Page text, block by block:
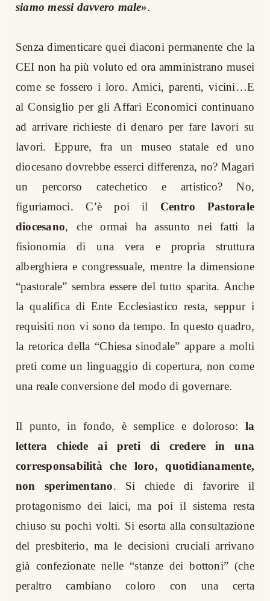
siamo messi davvero male».
Senza dimenticare quei diaconi permanente che la
CEI non ha più voluto ed ora amministrano musei
come se fossero i loro. Amici, parenti, vicini…E
al Consiglio per gli Affari Economici continuano
ad arrivare richieste di denaro per fare lavori su
lavori. Eppure, fra un museo statale ed uno
diocesano dovrebbe esserci differenza, no? Magari
un percorso catechetico e artistico? No,
figuriamoci. C’è poi il
Centro Pastorale
diocesano, che ormai ha assunto nei fatti la
fisionomia di una vera e propria struttura
alberghiera e congressuale, mentre la dimensione
“pastorale” sembra essere del tutto sparita. Anche
la qualifica di Ente Ecclesiastico resta, seppur i
requisiti non vi sono da tempo. In questo quadro,
la retorica della “Chiesa sinodale” appare a molti
preti come un linguaggio di copertura, non come
una reale conversione del modo di governare.
Il punto, in fondo, è semplice e doloroso:
la
lettera chiede ai preti di credere in una
corresponsabilità che loro, quotidianamente,
non sperimentano. Si chiede di favorire il
protagonismo dei laici, ma poi il sistema resta
chiuso su pochi volti. Si esorta alla consultazione
del presbiterio, ma le decisioni cruciali arrivano
già confezionate nelle “stanze dei bottoni” (che
peraltro cambiano coloro con una certa